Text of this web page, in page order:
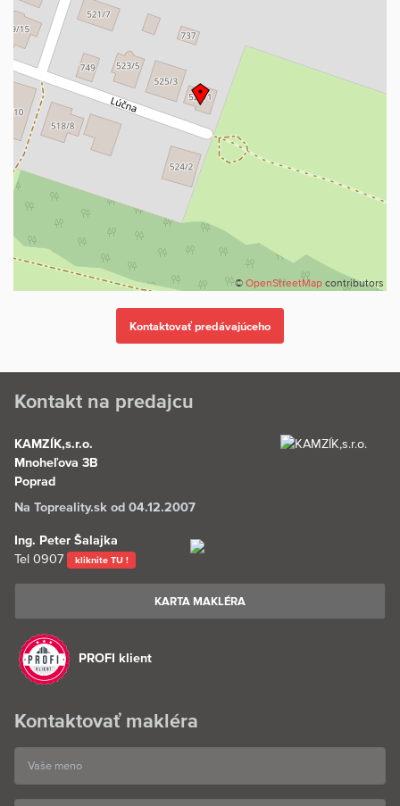
© OpenStreetMap contributors
Kontakt na predajcu
KAMZÍK,s.r.o.
Mnoheľova 3B
Poprad
Na Topreality.sk od 04.12.2007
Ing. Peter Šalajka
Tel 0907 kliknite TU !
KARTA MAKLÉRA
PROFI klient
Kontaktovať makléra